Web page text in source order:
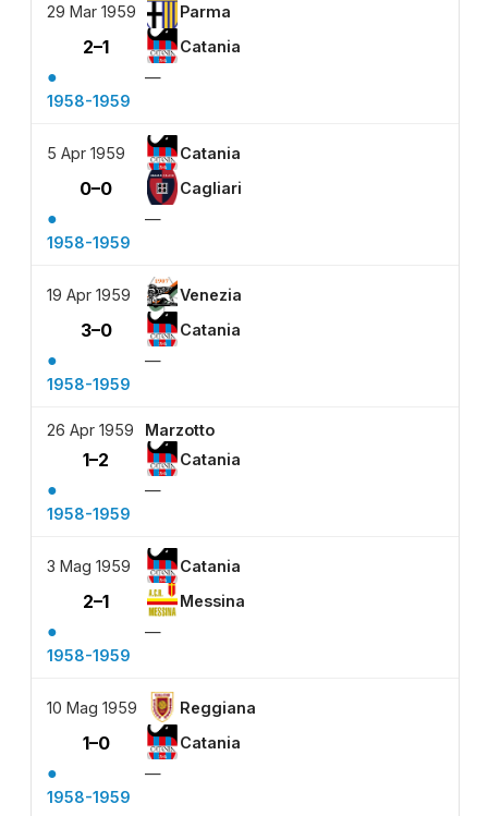
29 Mar 1959 Parma
2–1 Catania
●
—
1958-1959
5 Apr 1959 Catania
0–0 Cagliari
●
—
1958-1959
19 Apr 1959 Venezia
3–0 Catania
●
—
1958-1959
26 Apr 1959 Marzotto
1–2 Catania
●
—
1958-1959
3 Mag 1959 Catania
2–1 Messina
●
—
1958-1959
10 Mag 1959 Reggiana
1–0 Catania
●
—
1958-1959